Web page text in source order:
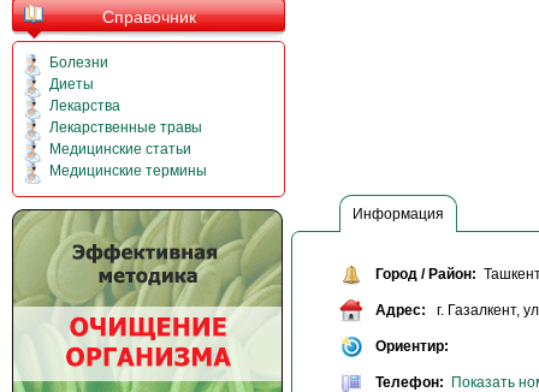
Справочник
Болезни
Диеты
Лекарства
Лекарственные травы
Медицинские статьи
Медицинские термины
Информация
Город / Район:
Адрес: г. Газалкент,
Ориентир:
Телефон: Показать